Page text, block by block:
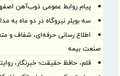
پیام روابط عمومی ذوب‌آهن
سه بویلر نیروگاه در دو ماه به
اطلاع رسانی حرفه‌ای، شفاف و
صنعت بیمه
قلم، حافظ حقیقت؛ خبرنگار،